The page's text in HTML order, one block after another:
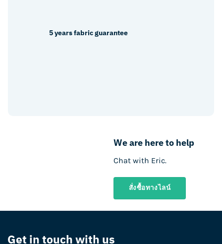
We are here to help
Chat with Eric.
สั่งซื้อทางไลน์
5 years fabric guarantee
Get in touch with us